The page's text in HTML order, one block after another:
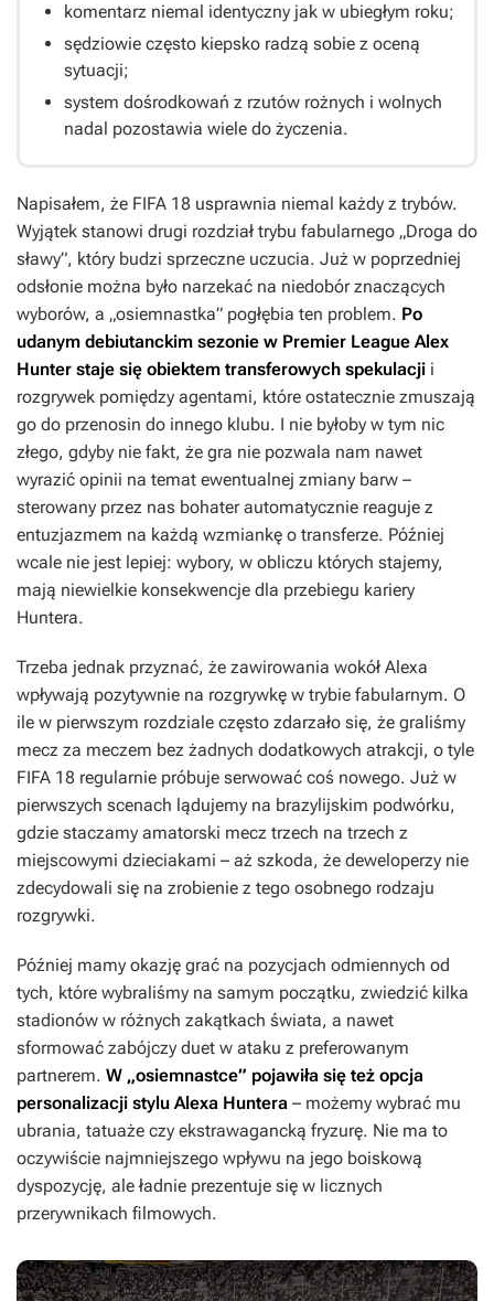
komentarz niemal identyczny jak w ubiegłym roku;
sędziowie często kiepsko radzą sobie z oceną
sytuacji;
system dośrodkowań z rzutów rożnych i wolnych
nadal pozostawia wiele do życzenia.
Napisałem, że FIFA 18 usprawnia niemal każdy z trybów.
Wyjątek stanowi drugi rozdział trybu fabularnego „Droga do
sławy”, który budzi sprzeczne uczucia. Już w poprzedniej
odsłonie można było narzekać na niedobór znaczących
wyborów, a „osiemnastka” pogłębia ten problem. Po
udanym debiutanckim sezonie w Premier League Alex
Hunter staje się obiektem transferowych spekulacji i
rozgrywek pomiędzy agentami, które ostatecznie zmuszają
go do przenosin do innego klubu. I nie byłoby w tym nic
złego, gdyby nie fakt, że gra nie pozwala nam nawet
wyrazić opinii na temat ewentualnej zmiany barw –
sterowany przez nas bohater automatycznie reaguje z
entuzjazmem na każdą wzmiankę o transferze. Później
wcale nie jest lepiej: wybory, w obliczu których stajemy,
mają niewielkie konsekwencje dla przebiegu kariery
Huntera.
Trzeba jednak przyznać, że zawirowania wokół Alexa
wpływają pozytywnie na rozgrywkę w trybie fabularnym. O
ile w pierwszym rozdziale często zdarzało się, że graliśmy
mecz za meczem bez żadnych dodatkowych atrakcji, o tyle
FIFA 18 regularnie próbuje serwować coś nowego. Już w
pierwszych scenach lądujemy na brazylijskim podwórku,
gdzie staczamy amatorski mecz trzech na trzech z
miejscowymi dzieciakami – aż szkoda, że deweloperzy nie
zdecydowali się na zrobienie z tego osobnego rodzaju
rozgrywki.
Później mamy okazję grać na pozycjach odmiennych od
tych, które wybraliśmy na samym początku, zwiedzić kilka
stadionów w różnych zakątkach świata, a nawet
sformować zabójczy duet w ataku z preferowanym
partnerem. W „osiemnastce” pojawiła się też opcja
personalizacji stylu Alexa Huntera – możemy wybrać mu
ubrania, tatuaże czy ekstrawagancką fryzurę. Nie ma to
oczywiście najmniejszego wpływu na jego boiskową
dyspozycję, ale ładnie prezentuje się w licznych
przerywnikach filmowych.